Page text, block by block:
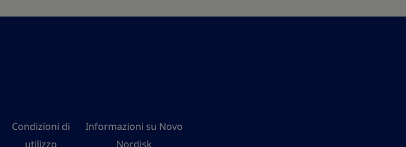
Condizioni di
Informazioni su Novo